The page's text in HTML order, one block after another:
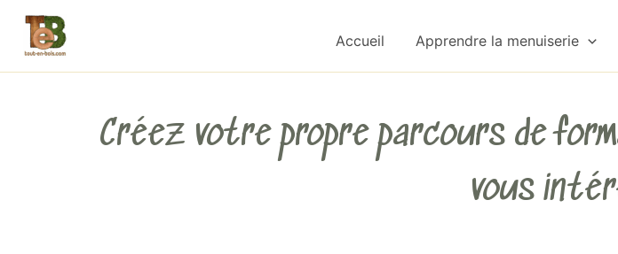
Aller
contenu
Accueil Apprendre la menuiserie
Créez votre propre parcours de
vous